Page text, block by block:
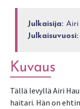
Julkaisija: Airi
Julkaisuvuosi:
Kuvaus
Tällä levyllä Airi
haitari. Hän on